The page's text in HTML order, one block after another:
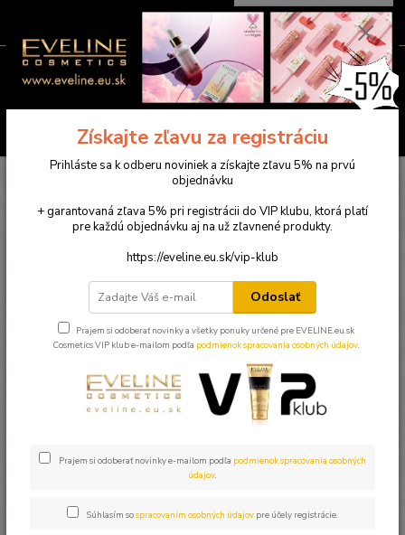
Menu
0ks
za 0,00 €
Eveline pleťová kozmetika
Kolagénová maska pod oči CRYSTAL
Kolagénová maska pod oči
CRYSTAL (RUŽOVÁ)
Získajte zľavu za registráciu
Prihláste sa k odberu noviniek a získajte zľavu 5% na prvú
objednávku
+ garantovaná zľava 5% pri registrácii do VIP klubu, ktorá platí
pre každú objednávku aj na už zľavnené produkty.
https://eveline.eu.sk/vip-klub
Odoslať
Prajem si odoberať novinky a všetky ponuky určené pre EVELINE.eu.sk
Cosmetics VIP klub e-mailom podľa podmienok spracovania osobných údajov.
Prajem si odoberať novinky e-mailom podľa podmienok spracovania osobných
údajov.
Súhlasím sospracovaním osobných údajov pre účely registrácie.